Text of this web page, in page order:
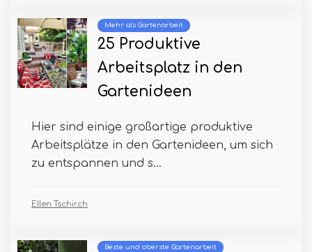
Mehr als Gartenarbeit
25 Produktive
Arbeitsplatz in den
Gartenideen
Hier sind einige großartige produktive
Arbeitsplätze in den Gartenideen, um sich
zu entspannen und s...
Ellen Tschirch
Beste und oberste Gartenarbeit